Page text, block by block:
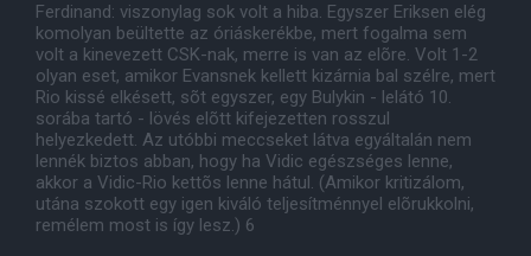
Ferdinand: viszonylag sok volt a hiba. Egyszer Eriksen elég
komolyan beültette az óriáskerékbe, mert fogalma sem
volt a kinevezett CSK-nak, merre is van az elõre. Volt 1-2
olyan eset, amikor Evansnek kellett kizárnia bal szélre, mert
Rio kissé elkésett, sõt egyszer, egy Bulykin - lelátó 10.
sorába tartó - lövés elõtt kifejezetten rosszul
helyezkedett. Az utóbbi meccseket látva egyáltalán nem
lennék biztos abban, hogy ha Vidic egészséges lenne,
akkor a Vidic-Rio kettõs lenne hátul. (Amikor kritizálom,
utána szokott egy igen kiváló teljesítménnyel elõrukkolni,
remélem most is így lesz.) 6